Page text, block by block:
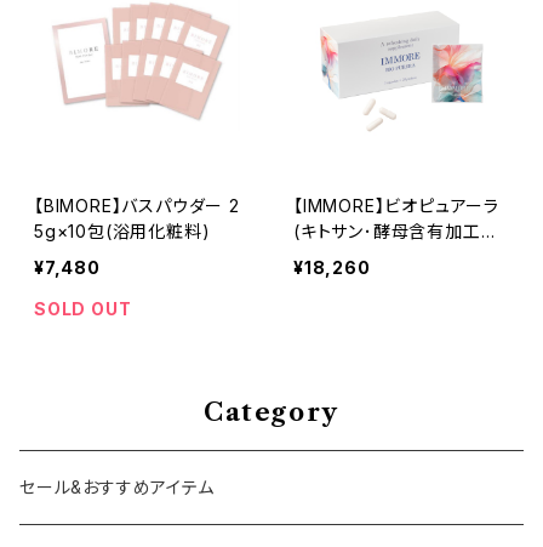
【BIMORE】バスパウダー 2
5g×10包(浴用化粧料)
¥7,480
SOLD OUT
【IMMORE】ビオピュアーラ
(キトサン･酵母含有加工食
品)
¥18,260
Category
セール&おすすめアイテム